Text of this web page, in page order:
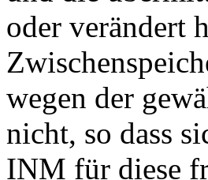
oder verändert
wegen der
nicht, so dass
INM für diese